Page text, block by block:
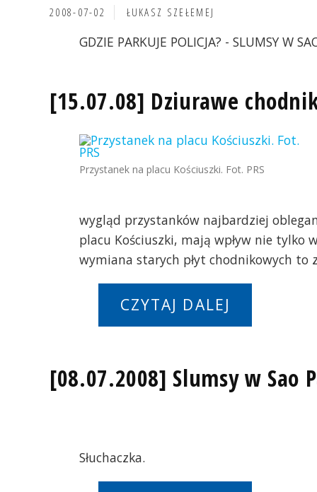
2008-07-02 ŁUKASZ SZEŁEMEJ
GDZIE PARKUJE POLICJA? - SLUMSY W
[15.07.08] Dziurawe
Przystanek na placu Kościuszki. Fot. PRS
wygląd przystanków najbardziej
placu Kościuszki, mają wpływ nie tylko
wymiana starych płyt chodnikowych to
CZYTAJ DALEJ
[08.07.2008] Slumsy w Sao
Słuchaczka.